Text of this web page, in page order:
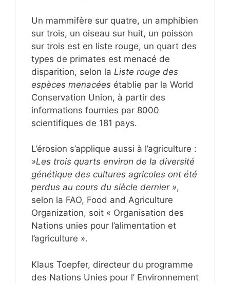
Un mammifère sur quatre, un amphibien
sur trois, un oiseau sur huit, un poisson
sur trois est en liste rouge, un quart des
types de primates est menacé de
disparition, selon la Liste rouge des
espèces menacées établie par la World
Conservation Union, à partir des
informations fournies par 8000
scientifiques de 181 pays.
L’érosion s’applique aussi à l’agriculture :
»Les trois quarts environ de la diversité
génétique des cultures agricoles ont été
perdus au cours du siècle dernier »,
selon la FAO, Food and Agriculture
Organization, soit « Organisation des
Nations unies pour l’alimentation et
l’agriculture ».
Klaus Toepfer, directeur du programme
des Nations Unies pour l’ Environnement